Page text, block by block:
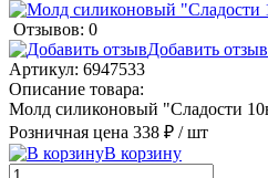
Отзывов: 0
Добавить отзыв
Артикул: 6947533
Описание товара:
Молд силиконовый "Сладости
Розничная цена 338 ₽ / шт
В корзину